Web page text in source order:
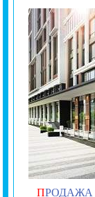
ПРОДАЖА